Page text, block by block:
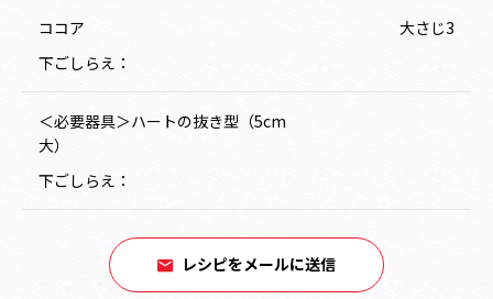
ココア
大さじ3
下ごしらえ：
＜必要器具＞ハートの抜き型（5cm
大）
下ごしらえ：
レシピをメールに送信